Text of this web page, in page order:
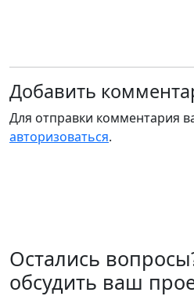
Добавить
Для отправки комментария
авторизоваться.
Остались
обсудить ваш